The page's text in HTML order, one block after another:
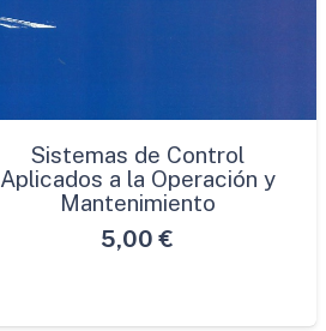
Sistemas de Control
Aplicados a la Operación y
Mantenimiento
5,00 €